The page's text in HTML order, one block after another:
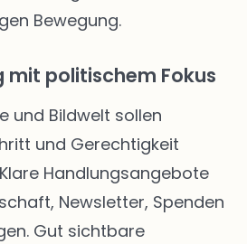
Bewegung.
politischem Fokus
und Bildwelt sollen
und Gerechtigkeit
Handlungsangebote
Newsletter, Spenden
Gut sichtbare